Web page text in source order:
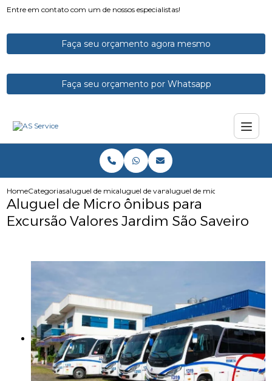
Entre em contato com um de nossos especialistas!
Faça seu orçamento agora mesmo
Faça seu orçamento por Whatsapp
HomeCategoriasaluguel de micro onibusaluguel de vans e microonibus
aluguel de micro onibus para
Aluguel de Micro ônibus para
Excursão Valores Jardim São Saveiro